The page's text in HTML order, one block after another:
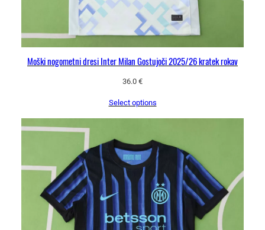
Moški nogometni dresi Inter Milan Gostujoči 2025/26 kratek rokav
36.0 €
Select options